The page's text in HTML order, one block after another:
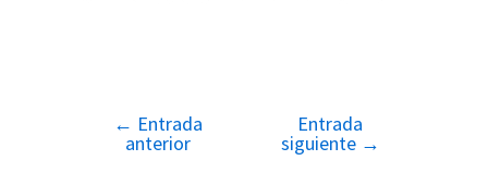
Navegación
← Entrada
anterior
Entrada
siguiente →